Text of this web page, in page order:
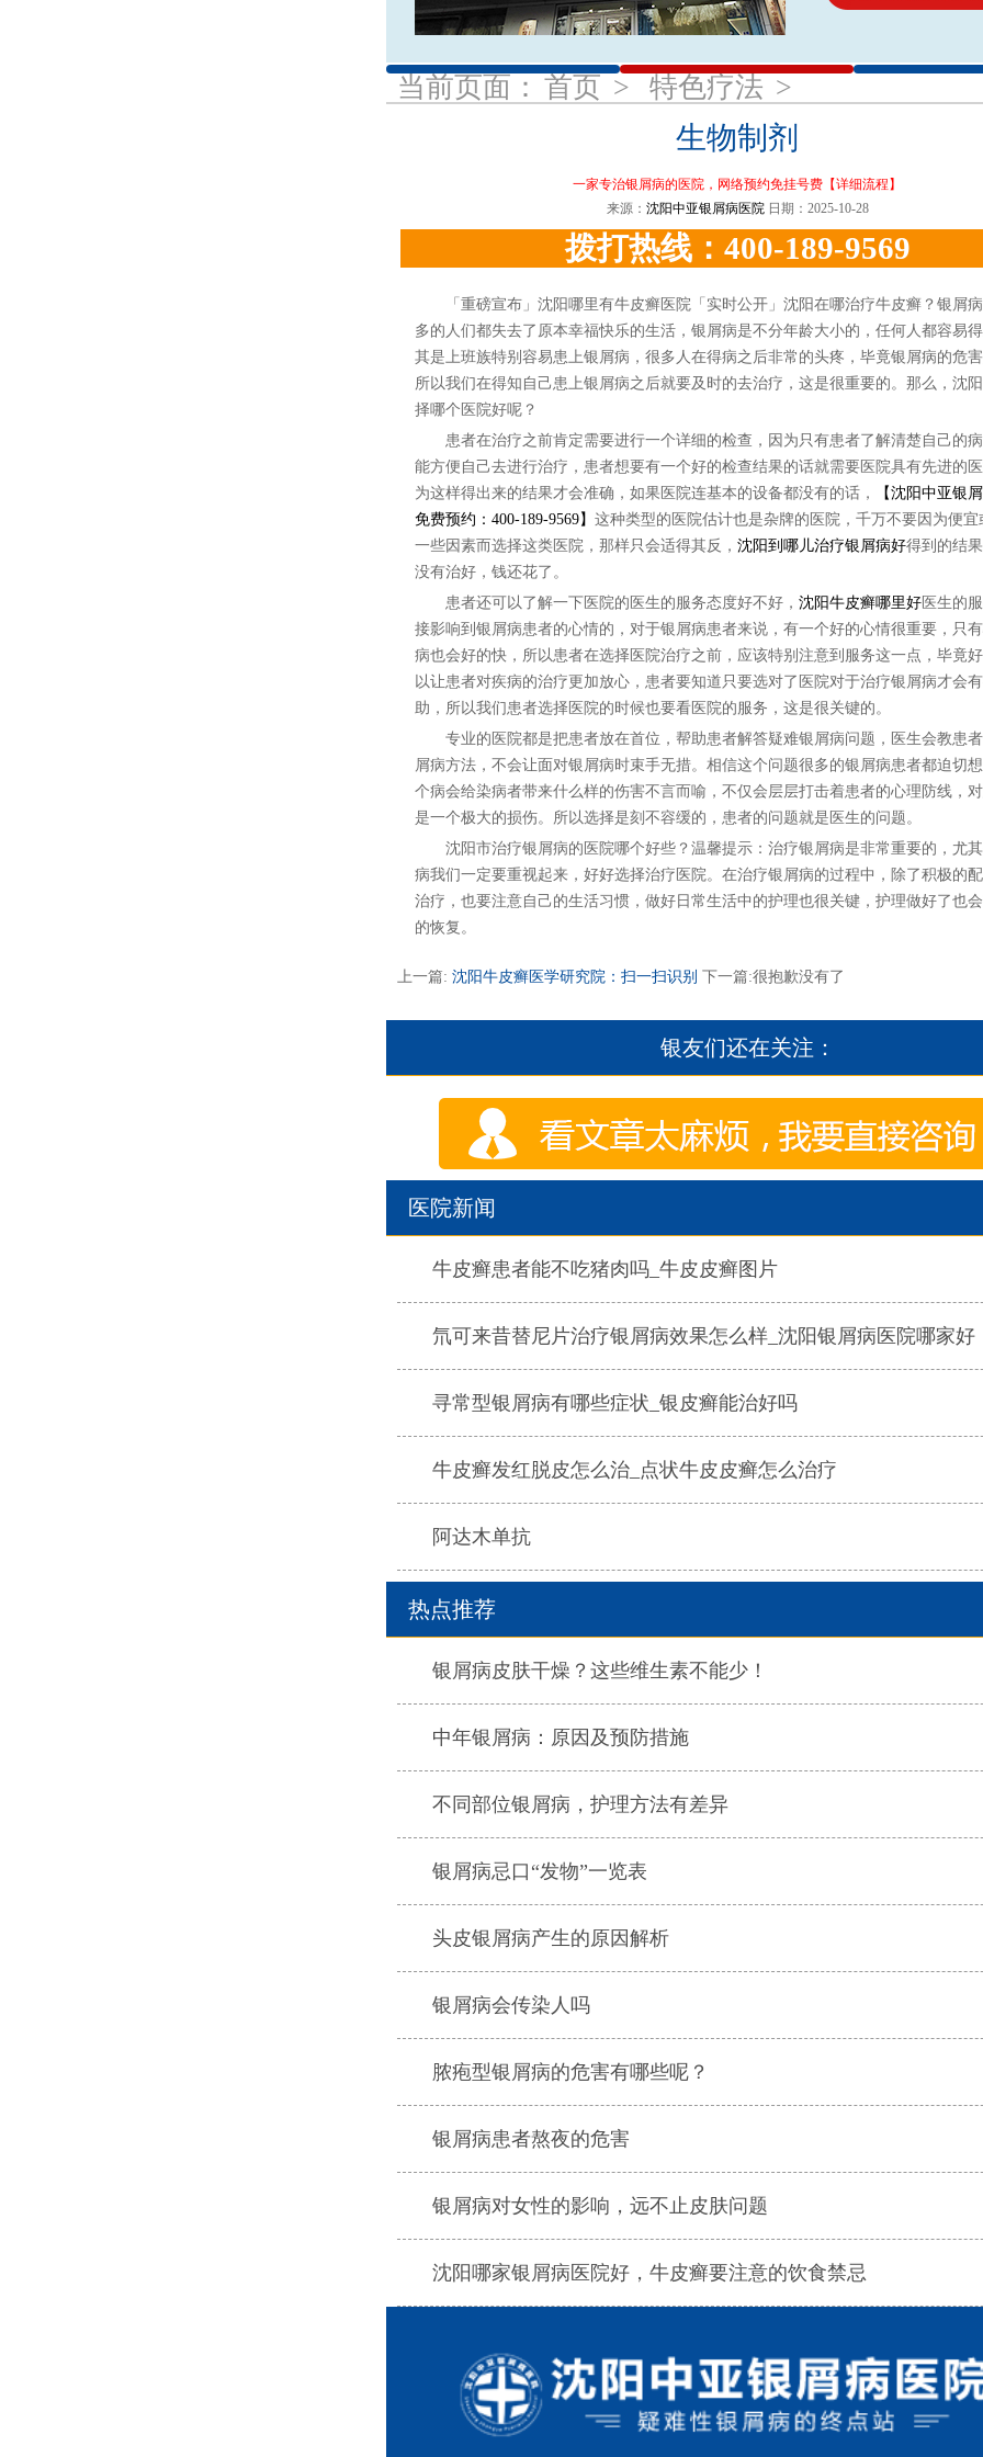
1 2 3
当前页面： 首页 > 特色疗法 >
生物制剂
一家专治银屑病的医院，网络预约免挂号费 【详细流程】
来源： 沈阳中亚银屑病医院 日期：2025-10-28
拨打热线：400-189-9569
「重磅宣布」沈阳哪里有牛皮癣医院「实时公开」沈阳在哪治疗牛皮癣？银屑
多的人们都失去了原本幸福快乐的生活，银屑病是不分年龄大小的，任何人都容易
其是上班族特别容易患上银屑病，很多人在得病之后非常的头疼，毕竟银屑病的危害
所以我们在得知自己患上银屑病之后就要及时的去治疗，这是很重要的。那么，沈
择哪个医院好呢？
患者在治疗之前肯定需要进行一个详细的检查，因为只有患者了解清楚自己的
能方便自己去进行治疗，患者想要有一个好的检查结果的话就需要医院具有先进的
为这样得出来的结果才会准确，如果医院连基本的设备都没有的话，
【沈阳中亚银
免费预约：400-189-9569】 这种类型的医院估计也是杂牌的医院，千万不要因为便宜
一些因素而选择这类医院，那样只会适得其反， 沈阳到哪儿治疗银屑病好得到的结
没有治好，钱还花了。
患者还可以了解一下医院的医生的服务态度好不好， 沈阳牛皮癣哪里好医生的
接影响到银屑病患者的心情的，对于银屑病患者来说，有一个好的心情很重要，只
病也会好的快，所以患者在选择医院治疗之前，应该特别注意到服务这一点，毕竟
以让患者对疾病的治疗更加放心，患者要知道只要选对了医院对于治疗银屑病才会
助，所以我们患者选择医院的时候也要看医院的服务，这是很关键的。
专业的医院都是把患者放在首位，帮助患者解答疑难银屑病问题，医生会教患
屑病方法，不会让面对银屑病时束手无措。相信这个问题很多的银屑病患者都迫切
个病会给染病者带来什么样的伤害不言而喻，不仅会层层打击着患者的心理防线，
是一个极大的损伤。所以选择是刻不容缓的，患者的问题就是医生的问题。
沈阳市治疗银屑病的医院哪个好些？温馨提示：治疗银屑病是非常重要的，尤
病我们一定要重视起来，好好选择治疗医院。在治疗银屑病的过程中，除了积极的
治疗，也要注意自己的生活习惯，做好日常生活中的护理也很关键，护理做好了也
的恢复。
上一篇: 沈阳牛皮癣医学研究院：扫一扫识别 下一篇:很抱歉没有了
银友们还在关注：
医院新闻
牛皮癣患者能不吃猪肉吗_牛皮皮癣图片
氘可来昔替尼片治疗银屑病效果怎么样_沈阳银屑病医院哪家好
寻常型银屑病有哪些症状_银皮癣能治好吗
牛皮癣发红脱皮怎么治_点状牛皮皮癣怎么治疗
阿达木单抗
热点推荐
银屑病皮肤干燥？这些维生素不能少！
中年银屑病：原因及预防措施
不同部位银屑病，护理方法有差异
银屑病忌口“发物”一览表
头皮银屑病产生的原因解析
银屑病会传染人吗
脓疱型银屑病的危害有哪些呢？
银屑病患者熬夜的危害
银屑病对女性的影响，远不止皮肤问题
沈阳哪家银屑病医院好，牛皮癣要注意的饮食禁忌